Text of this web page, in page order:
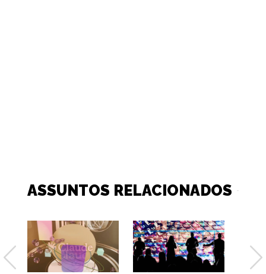
ASSUNTOS RELACIONADOS